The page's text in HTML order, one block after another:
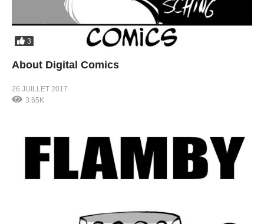
3
About Digital Comics
26 JUILLET 2017
3.65K